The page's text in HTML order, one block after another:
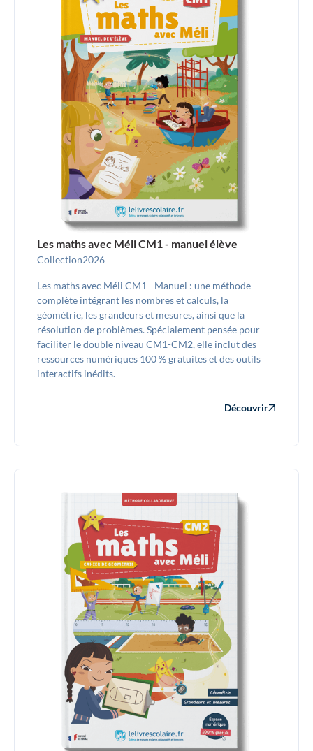
Les maths avec Méli CM1 - manuel élève
Collection2026
Les maths avec Méli CM1 - Manuel : une méthode
complète intégrant les nombres et calculs, la
géométrie, les grandeurs et mesures, ainsi que la
résolution de problèmes. Spécialement pensée pour
faciliter le double niveau CM1-CM2, elle inclut des
ressources numériques 100 % gratuites et des outils
interactifs inédits.
Découvrir